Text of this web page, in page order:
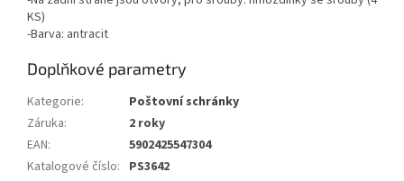
KS)
-Barva: antracit
Doplňkové parametry
Kategorie:
Poštovní schránky
Záruka:
2 roky
EAN:
5902425547304
Katalogové číslo: PS3642